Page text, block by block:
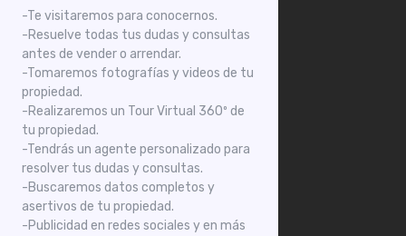
-Te visitaremos para conocernos.
-Resuelve todas tus dudas y consultas
antes de vender o arrendar.
-Tomaremos fotografías y videos de tu
propiedad.
-Realizaremos un Tour Virtual 360º de
tu propiedad.
-Tendrás un agente personalizado para
resolver tus dudas y consultas.
-Buscaremos datos completos y
asertivos de tu propiedad.
-Publicidad en redes sociales y en más